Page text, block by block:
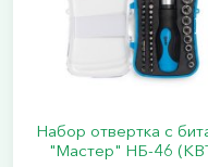
Набор отвертка с
"Мастер" НБ-46